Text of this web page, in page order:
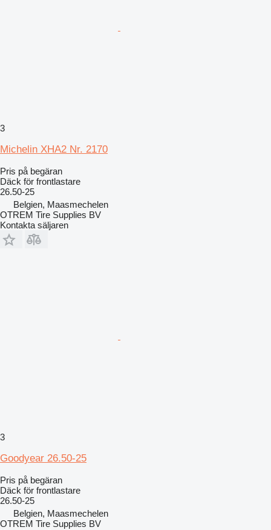
3
Michelin XHA2 Nr. 2170
Pris på begäran
Däck för frontlastare
26.50-25
Belgien, Maasmechelen
OTREM Tire Supplies BV
Kontakta säljaren
3
Goodyear 26.50-25
Pris på begäran
Däck för frontlastare
26.50-25
Belgien, Maasmechelen
OTREM Tire Supplies BV